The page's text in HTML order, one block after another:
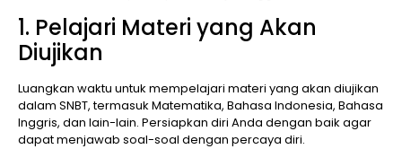
1. Pelajari Materi yang Akan
Diujikan
Luangkan waktu untuk mempelajari materi yang akan diujikan
dalam SNBT, termasuk Matematika, Bahasa Indonesia, Bahasa
Inggris, dan lain-lain. Persiapkan diri Anda dengan baik agar
dapat menjawab soal-soal dengan percaya diri.